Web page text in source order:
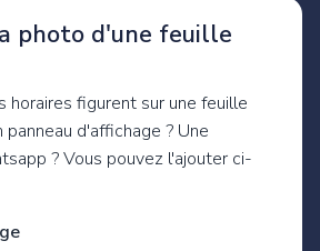
photo d'une feuille
horaires figurent sur une feuille
d'affichage ? Une
? Vous pouvez l'ajouter ci-